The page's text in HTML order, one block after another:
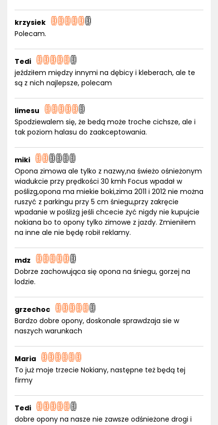
krzysiek
Polecam.
Tedi
jeździłem między innymi na dębicy i kleberach, ale te
są z nich najlepsze, polecam
limesu
Spodziewalem się, że bedą może troche cichsze, ale i
tak poziom halasu do zaakceptowania.
miki
Opona zimowa ale tylko z nazwy,na świeżo ośnieżonym
wiadukcie przy prędkości 30 kmh Focus wpadał w
poślizg,opona ma miekie boki,zima 2011 i 2012 nie można
ruszyć z parkingu przy 5 cm śniegu,przy zakręcie
wpadanie w poślizg jeśli chcecie żyć nigdy nie kupujcie
nokiana bo to opony tylko zimowe z jazdy. Zmieniłem
na inne ale nie będę robił reklamy.
mdz
Dobrze zachowująca się opona na śniegu, gorzej na
lodzie.
grzechoc
Bardzo dobre opony, doskonale sprawdzaja sie w
naszych warunkach
Maria
To już moje trzecie Nokiany, następne też będą tej
firmy
Tedi
dobre opony na nasze nie zawsze odśnieżone drogi i